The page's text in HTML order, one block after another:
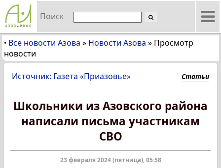
Поиск
• Все новости Азова » Новости Азова » Просмотр
новости
Источник: Газета «Приазовье» Статьи
Школьники из Азовского района
написали письма участникам
СВО
23 февраля 2024 (пятница), 05:58